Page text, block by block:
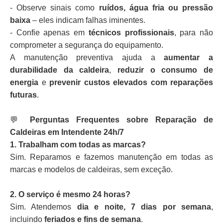
- Observe sinais como ruídos, água fria ou pressão
baixa – eles indicam falhas iminentes.
- Confie apenas em técnicos profissionais, para não
comprometer a segurança do equipamento.
A manutenção preventiva ajuda aaumentar a
durabilidade da caldeira, reduzir o consumo de
energia e prevenir custos elevados com reparações
futuras.
💬
Perguntas Frequentes sobre Reparação de
Caldeiras em Intendente 24h/7
1. Trabalham com todas as marcas?
Sim. Reparamos e fazemos manutenção em todas as
marcas e modelos de caldeiras, sem exceção.
2. O serviço é mesmo 24 horas?
Sim. Atendemos dia e noite, 7 dias por semana,
incluindo feriados e fins de semana.